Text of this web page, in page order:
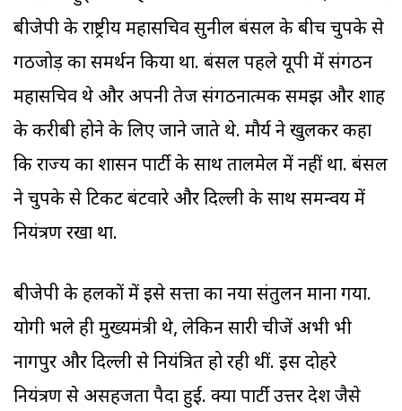
बीजेपी के राष्ट्रीय महासचिव सुनील बंसल के बीच चुपके से
गठजोड़ का समर्थन किया था. बंसल पहले यूपी में संगठन
महासचिव थे और अपनी तेज संगठनात्मक समझ और शाह
के करीबी होने के लिए जाने जाते थे. मौर्य ने खुलकर कहा
कि राज्य का प्रशासन पार्टी के साथ तालमेल में नहीं था. बंसल
ने चुपके से टिकट बंटवारे और दिल्ली के साथ समन्वय में
नियंत्रण रखा था.
बीजेपी के हलकों में इसे सत्ता का नया संतुलन माना गया.
योगी भले ही मुख्यमंत्री थे, लेकिन सारी चीजें अभी भी
नागपुर और दिल्ली से नियंत्रित हो रही थीं. इस दोहरे
नियंत्रण से असहजता पैदा हुई. क्या पार्टी उत्तर प्रदेश जैसे